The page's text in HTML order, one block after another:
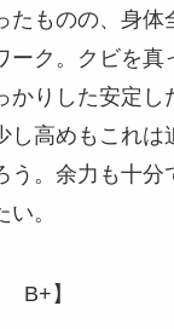
たものの、身体
ーク。クビを真
かりした安定し
し高めもこれは
う。余力も十分
。
B+】